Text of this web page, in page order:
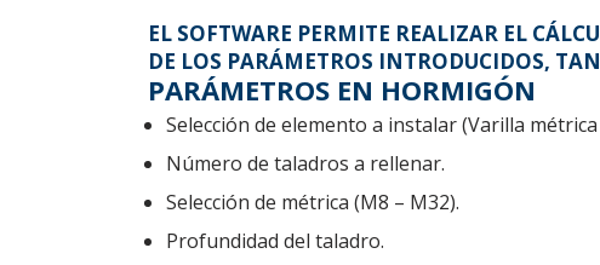
EL SOFTWARE PERMITE REALIZAR EL
DE LOS PARÁMETROS INTRODUCIDOS,
PARÁMETROS EN HORMIGÓN
Selección de elemento a instalar (Varilla
Número de taladros a rellenar.
Selección de métrica (M8 – M32).
Profundidad del taladro.